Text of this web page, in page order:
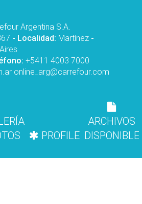
Argentina S.A.
- Localidad: Martínez -
+5411 4003 7000
online_arg@carrefour.com
PROFILE
ARCHIVOS